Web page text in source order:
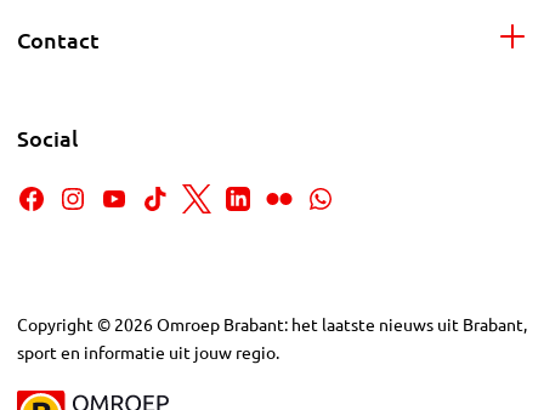
Contact
Social
Copyright © 2026Omroep Brabant: het laatste nieuws uit Brabant,
sport en informatie uit jouw regio.